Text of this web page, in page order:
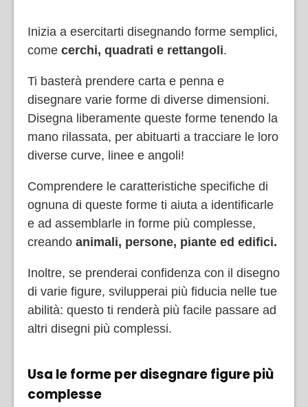
Inizia a esercitarti disegnando forme semplici,
come cerchi, quadrati e rettangoli.
Ti basterà prendere carta e penna e
disegnare varie forme di diverse dimensioni.
Disegna liberamente queste forme tenendo la
mano rilassata, per abituarti a tracciare le loro
diverse curve, linee e angoli!
Comprendere le caratteristiche specifiche di
ognuna di queste forme ti aiuta a identificarle
e ad assemblarle in forme più complesse,
creando animali, persone, piante ed edifici.
Inoltre, se prenderai confidenza con il disegno
di varie figure, svilupperai più fiducia nelle tue
abilità: questo ti renderà più facile passare ad
altri disegni più complessi.
Usa le forme per disegnare figure più
complesse